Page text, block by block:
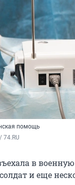
помощь
74.RU
в
и еще